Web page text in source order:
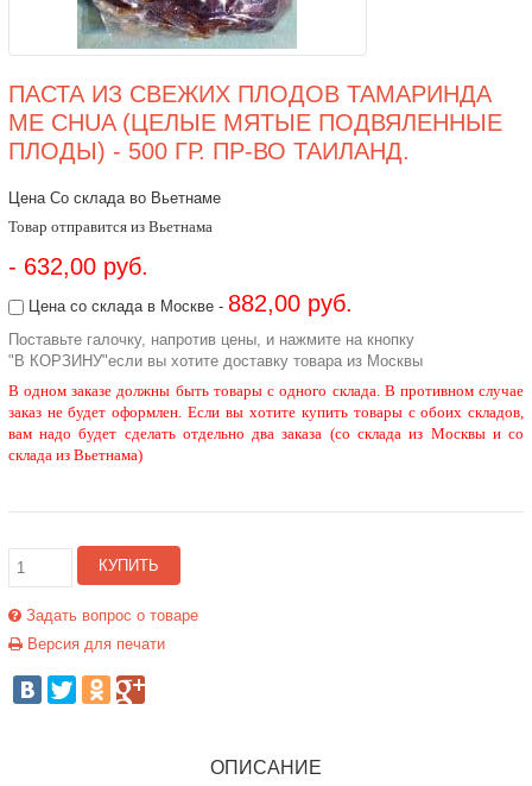
ПАСТА ИЗ СВЕЖИХ ПЛОДОВ ТАМАРИНДА
ME CHUA (ЦЕЛЫЕ МЯТЫЕ ПОДВЯЛЕННЫЕ
ПЛОДЫ) - 500 ГР. ПР-ВО ТАИЛАНД.
Цена Со склада во Вьетнаме
Товар отправится из Вьетнама
- 632,00 руб.
Цена со склада в Москве - 882,00 руб.
Поставьте галочку, напротив цены, и нажмите на кнопку
"В КОРЗИНУ"если вы хотите доставку товара из Москвы
В одном заказе должны быть товары с одного склада. В противном случае
заказ не будет оформлен. Если вы хотите купить товары с обоих складов,
вам надо будет сделать отдельно два заказа (со склада из Москвы и со
склада из Вьетнама)
КУПИТЬ
Задать вопрос о товаре
Версия для печати
ОПИСАНИЕ